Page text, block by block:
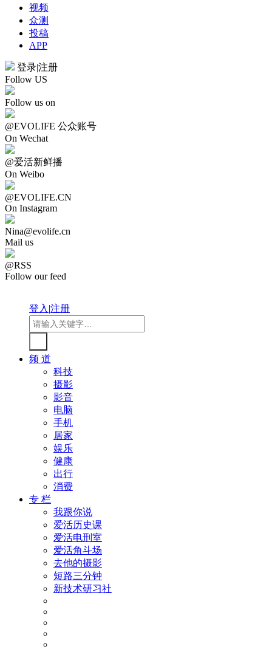
视频
众测
投稿
APP
登录|注册
Follow US
Follow us on
@EVOLIFE 公众账号
On Wechat
@爱活新鲜播
On Weibo
@EVOLIFE.CN
On Instagram
Nina@evolife.cn
Mail us
@RSS
Follow our feed
登入|注册
频 道
科技
摄影
影音
电脑
手机
居家
娱乐
健康
出行
消费
专 栏
我跟你说
爱活历史课
爱活电刑室
爱活角斗场
去他的摄影
短路三分钟
新技术研习社